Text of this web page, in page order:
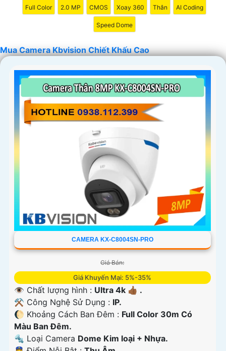
Full Color 2.0 MP CMOS Xoay 360 Thân AI Coding
Speed Dome
Mua Camera Kbvision Chiết Khấu Cao
CAMERA KX-C8004SN-PRO
Giá Bán:
Giá Khuyến Mại: 5%-35%
👁 Chất lượng hình : Ultra 4k 👍🏾 .
⚒ Công Nghệ Sử Dụng : IP.
🌔 Khoảng Cách Ban Đêm : Full Color 30m Có
Màu Ban Ðêm.
🔩 Loại Camera Dome Kim loại + Nhựa.